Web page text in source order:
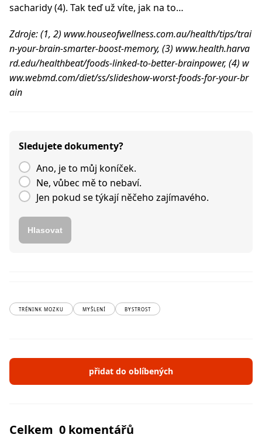
sacharidy (4). Tak teď už víte, jak na to…
Zdroje: (1, 2) www.houseofwellness.com.au/health/tips/trai
n-your-brain-smarter-boost-memory, (3) www.health.harva
rd.edu/healthbeat/foods-linked-to-better-brainpower, (4) w
ww.webmd.com/diet/ss/slideshow-worst-foods-for-your-br
ain
Sledujete dokumenty?
Ano, je to můj koníček.
Ne, vůbec mě to nebaví.
Jen pokud se týkají něčeho zajímavého.
Hlasovat
TRÉNINK MOZKU MYŠLENÍ BYSTROST
přidat do oblíbených
Celkem 0 komentářů